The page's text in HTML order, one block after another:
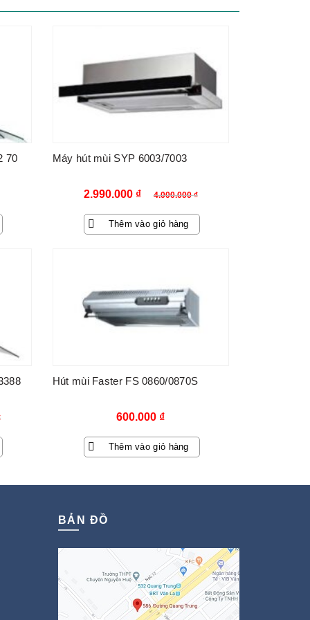
70 Máy hút mùi SYP 6003/7003
4.000.000₫
Giá
gốc
là:
2.990.000 ₫
Giá
hiện
tại
Thêm vào giỏ hàng
Hút mùi Faster FS 0860/0870S
600.000 ₫
Thêm vào giỏ hàng
BẢN ĐỒ